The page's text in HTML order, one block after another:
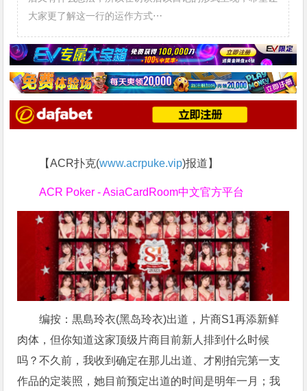
大家更了解这一行的运作方式⋯
【ACR扑克(www.acrpuke.vip)报道】
ACR Poker - AsiaCardRoom中文官方平台
编按：黒島玲衣(黑岛玲衣)出道，片商S1再添新鲜
肉体，但你知道这家顶级片商目前新人排到什么时候
吗？不久前，我收到确定在那儿出道、才刚拍完第一支
作品的定装照，她目前预定出道的时间是明年一月；我